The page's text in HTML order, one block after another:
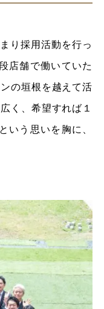
り採用活動を行っ
店舗で働いていた
の垣根を越えて活
く、希望すれば１
う思いを胸に、